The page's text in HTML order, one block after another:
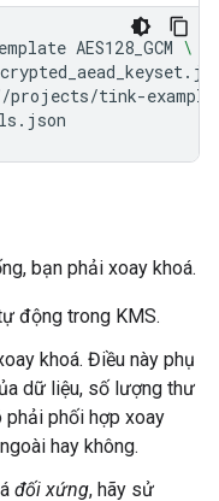
AES128_GCM \
projects/tink-
bạn phải xoay khoá.
động trong KMS.
khoá. Điều này phụ
dữ liệu, số lượng thư
phải phối hợp xoay
hay không.
đối xứng, hãy sử